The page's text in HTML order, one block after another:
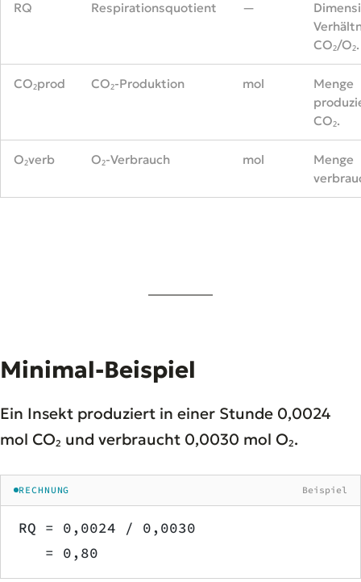
RQ Respirationsquotient —
CO₂/O₂.
CO₂prod CO₂-Produktion mol
Menge
CO₂.
O₂verb O₂-Verbrauch mol
Menge
Minimal-Beispiel
Ein Insekt produziert in einer Stunde 0,0024
mol CO₂ und verbraucht 0,0030 mol O₂.
RECHNUNG Beispiel
RQ = 0,0024 / 0,0030
   = 0,80